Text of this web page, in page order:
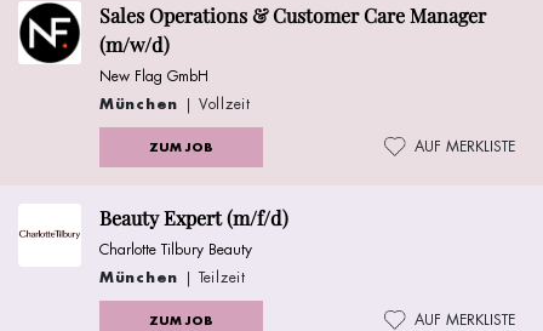
Sales Operations & Customer Care Manager
(m/w/d)
New Flag GmbH
München | Vollzeit
ZUM JOB AUF MERKLISTE
Beauty Expert (m/f/d)
Charlotte Tilbury Beauty
München | Teilzeit
ZUM JOB AUF MERKLISTE